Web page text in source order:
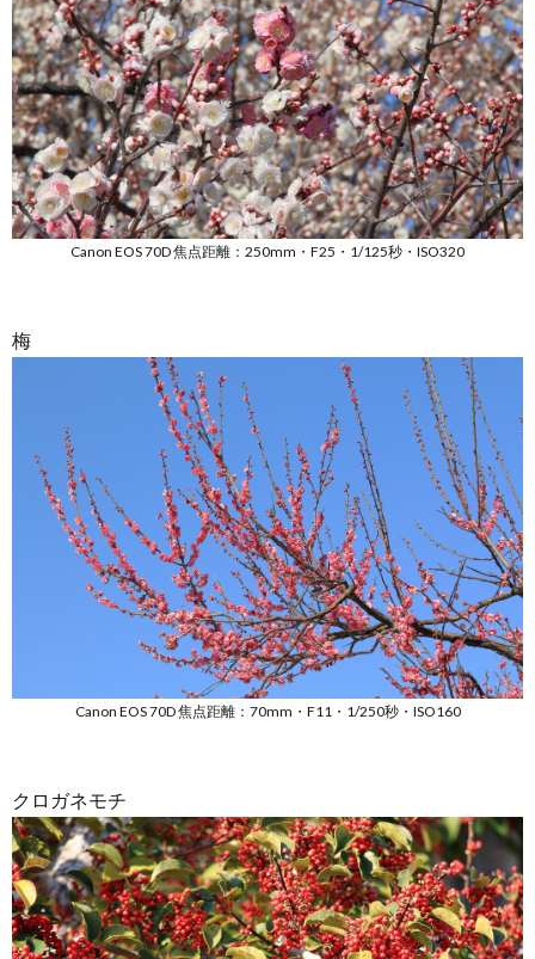
Canon EOS 70D 焦点距離：250mm・F25・1/125秒・ISO320
梅
Canon EOS 70D 焦点距離：70mm・F11・1/250秒・ISO160
クロガネモチ